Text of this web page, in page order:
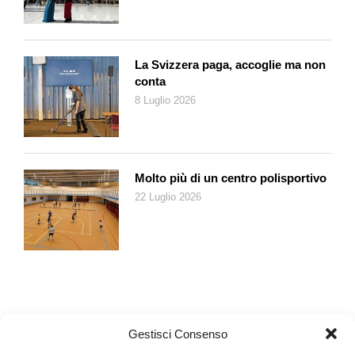
Gestisci Consenso
ragazzi è ancora in evoluzione, dunque vulnerabile, e già in età
giovanile la nostra società impone loro un’estrema
competitività, bombardandoli di una sovrabbondanza di
informazioni che il cervello in crescita può faticare a gestire».
I fattori di rischio passano per gli schermi degli apparecchi, a
cui si vanno ad aggiungere altri fattori come la richiesta di
perfette e immediate competenze, la modifica della
dimensione famigliare, il sovraffollamento dei nuclei urbani, il
rumore e quant’altro. «Tutto questo aumenta la sensibilità
emozionale dei ragazzi e ne acuisce la difficoltà di avere un
filtro adeguato, in una società che oggi possiamo definire come
un’eccellente creatrice di ansia». Certo, essere vulnerabili
gioca un ruolo insieme ai fattori di rischio ambientale: «Il nostro
cervello si forma per due terzi dopo la nascita, secondo i fattori
si definisce come un atto emotivo di difesa e di conservazione,
La Svizzera paga, accoglie ma non
conta
8 Luglio 2026
Molto più di un centro polisportivo
22 Luglio 2026